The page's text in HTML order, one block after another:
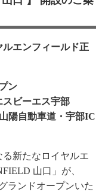
エンフィールド正
ン
スビーエス宇部
陽自動車道・宇部IC
新たなロイヤルエ
山口」が、
ランドオープンいた